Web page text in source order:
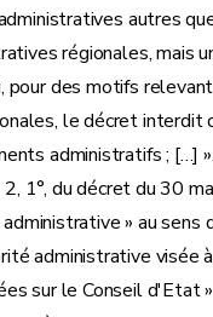
autres
régionales, mais
pour des motifs
le décret interdit
administratifs ; […] ».
2, 1°, du décret du 30
» au sens
administrative visée
sur le Conseil d'Etat